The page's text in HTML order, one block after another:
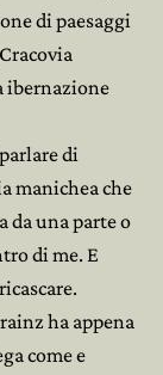
di paesaggi
ibernazione
di
manichea che
da una parte o
di me. E
ha appena
come e